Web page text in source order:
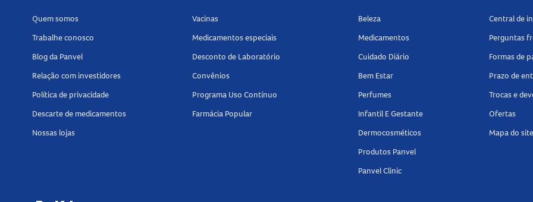
Armazene em local seco e ao abrigo da luz e calor excessivo.
OBatom Océane Edition The Lipstick Glossy Rose Pink 3g possui conteúdo de 3g.
Explore outras opções de batomna Panvel Farmácias e encontre tudo o que precisa para realçar a
acabamentos.
Quem somos
Trabalhe conosco
Blog da Panvel
Relação com investidores
Política de privacidade
Descarte de medicamentos
Nossas lojas
Vacinas
Medicamentos especiais
Desconto de Laboratório
Convênios
Programa Uso Contínuo
Farmácia Popular
Beleza
Medicamentos
Cuidado Diário
Bem Estar
Perfumes
Infantil E Gestante
Dermocosméticos
Produtos Panvel
Panvel Clinic
Central de
Perguntas
Formas de
Prazo de
Trocas e
Ofertas
Mapa do site